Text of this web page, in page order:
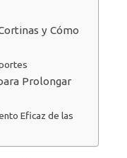
y Cómo
Prolongar
Eficaz de las